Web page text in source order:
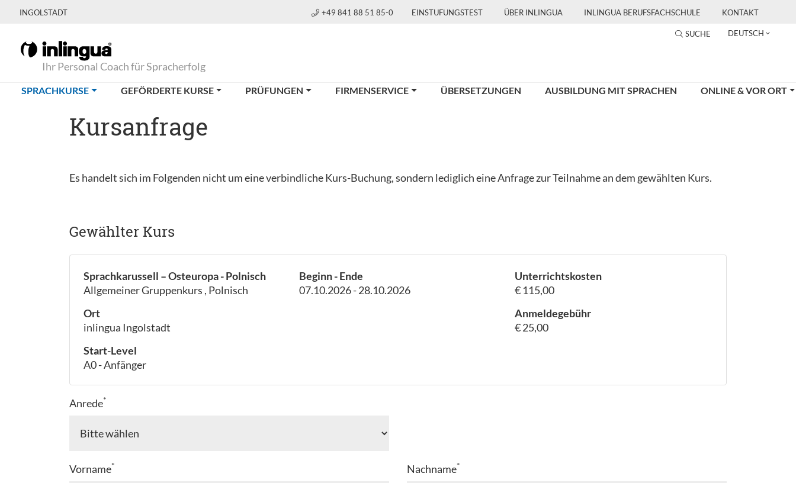
INGOLSTADT +49 841 88 51 85-0 EINSTUFUNGSTEST ÜBER INLINGUA INLINGUA BERUFSFACHSCHULE KONTAKT
SUCHE DEUTSCH
Ihr Personal Coach für Spracherfolg
SPRACHKURSE(CURRENT)GEFÖRDERTE KURSE PRÜFUNGEN FIRMENSERVICE ÜBERSETZUNGEN AUSBILDUNG MIT SPRACHEN ONLINE & VOR ORT
Kursanfrage
Es handelt sich im Folgenden nicht um eine verbindliche Kurs-Buchung, sondern lediglich eine Anfrage zur Teilnahme an dem gewählten Kurs.
Gewählter Kurs
Sprachkarussell – Osteuropa - Polnisch
Allgemeiner Gruppenkurs , Polnisch
Ort
inlingua Ingolstadt
Start-Level
A0 - Anfänger
Beginn - Ende
07.10.2026 - 28.10.2026
Unterrichtskosten
€ 115,00
Anmeldegebühr
€ 25,00
Anrede*
Vorname* Nachname*